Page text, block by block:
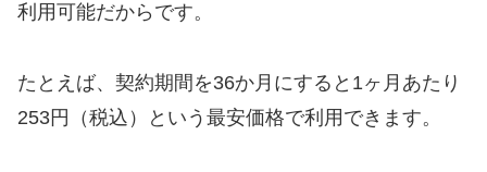
利用可能だからです。
たとえば、契約期間を36か月にすると1ヶ月あたり
253円（税込）という最安価格で利用できます。